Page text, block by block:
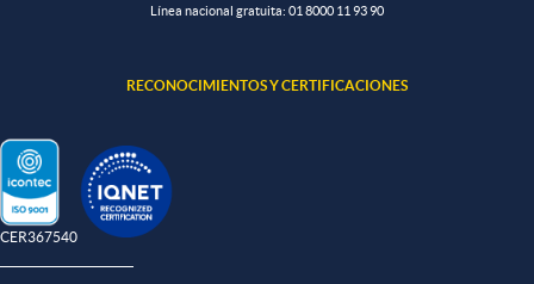
Línea nacional gratuita: 01 8000 11 93 90
RECONOCIMIENTOS Y CERTIFICACIONES
CER367540